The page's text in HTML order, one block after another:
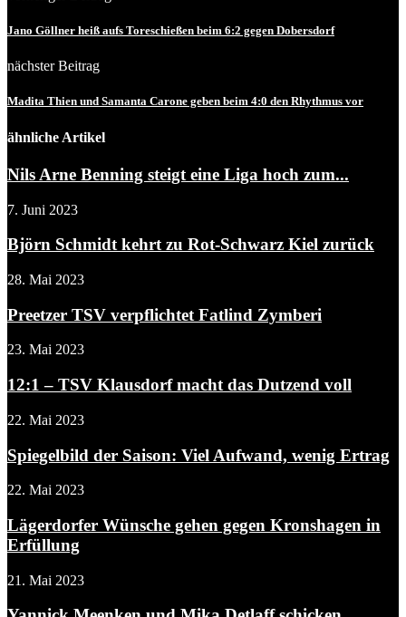
Jano Göllner heiß aufs Toreschießen beim 6:2 gegen Dobersdorf
nächster Beitrag
Madita Thien und Samanta Carone geben beim 4:0 den Rhythmus vor
ähnliche Artikel
Nils Arne Benning steigt eine Liga hoch zum...
7. Juni 2023
Björn Schmidt kehrt zu Rot-Schwarz Kiel zurück
28. Mai 2023
Preetzer TSV verpflichtet Fatlind Zymberi
23. Mai 2023
12:1 – TSV Klausdorf macht das Dutzend voll
22. Mai 2023
Spiegelbild der Saison: Viel Aufwand, wenig Ertrag
22. Mai 2023
Lägerdorfer Wünsche gehen gegen Kronshagen in
Erfüllung
21. Mai 2023